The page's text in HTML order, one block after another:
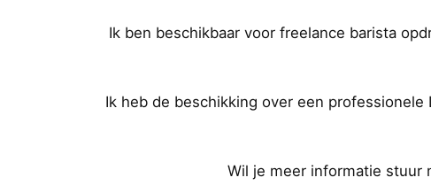
Ik ben beschikbaar voor freelance barista
Ik heb de beschikking over een
Wil je meer informatie stuur